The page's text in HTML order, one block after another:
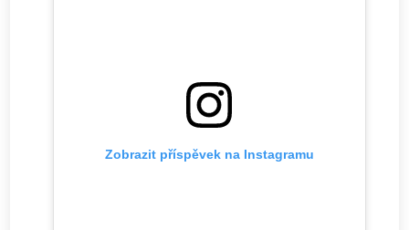
Zobrazit příspěvek na Instagramu